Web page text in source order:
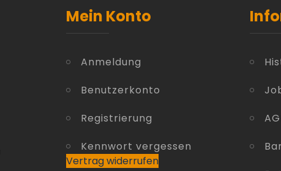
Mein Konto
Anmeldung
Benutzerkonto
Registrierung
Kennwort vergessen
Vertrag widerrufen